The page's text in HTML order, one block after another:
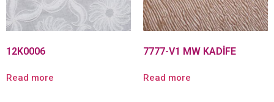
12K0006
Read more
7777-V1 MW KADİFE
Read more